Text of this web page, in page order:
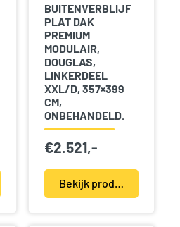
BUITENVERBLIJF
PLAT DAK
PREMIUM
MODULAIR,
DOUGLAS,
LINKERDEEL
XXL/D, 357×399
CM,
ONBEHANDELD.
€2.521,-
Bekijk product(en)